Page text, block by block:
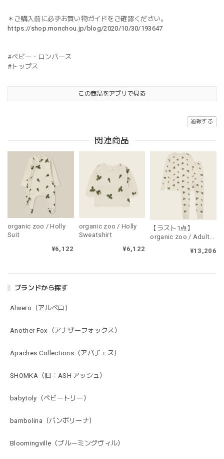
ブランドから探す
Alwero（アルベロ）
Another Fox（アナザーフォックス）
Apaches Collections（アパチェス）
SHOMKA（旧：ASH アッシュ）
babytoly（ベビートリー）
bambolina（バンボリーナ）
Bloomingville（ブルーミングヴィル）
＊ご購入前に必ずお買い物ガイドをご確認ください。
https://shop.monchou.jp/blog/2020/10/30/193647
#ベビー・ロンパース
#トップス
この商品をアプリで見る
通報する
関連商品
organic zoo / Holly
Suit
¥6,122
organic zoo / Holly
Sweatshirt
¥6,122
【ラスト1点】
organic zoo / Adult
上下セット販売）¥13,206